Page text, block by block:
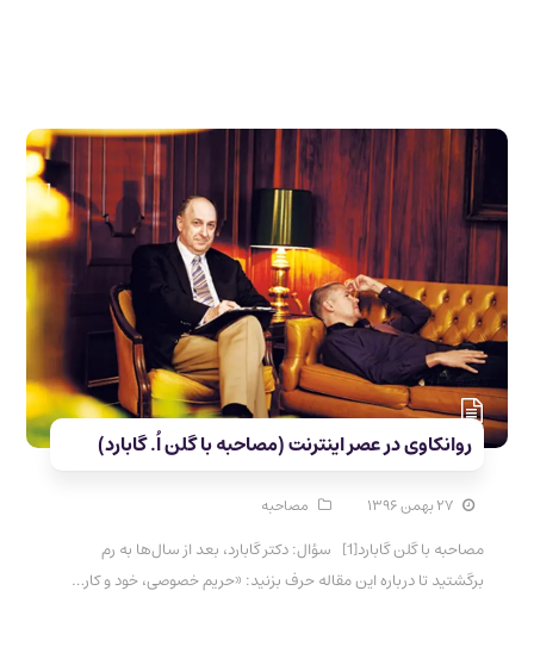
روانکاوی در عصر اینترنت (مصاحبه با گلن اُ. گابارد)
۲۷ بهمن ۱۳۹۶ مصاحبه
مصاحبه با گلن گابارد[1] سؤال: دکتر گابارد، بعد از سال‌ها به رم
برگشتید تا درباره این مقاله‌ حرف بزنید: «حریم خصوصی، خود و کار…